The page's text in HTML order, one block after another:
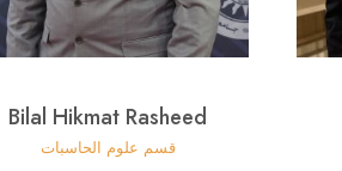
Bilal Hikmat Rasheed
قسم علوم الحاسبات